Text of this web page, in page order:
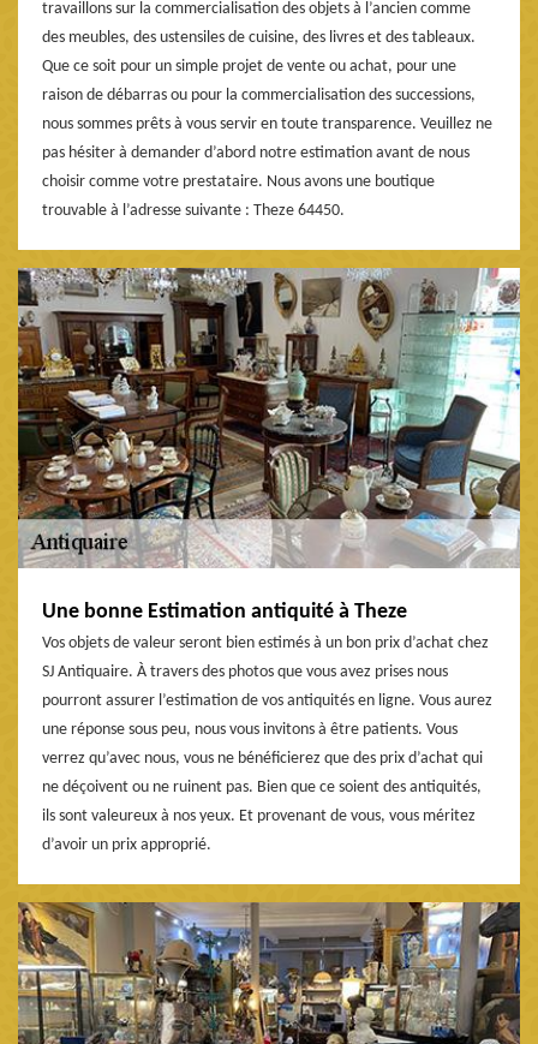
travaillons sur la commercialisation des objets à l’ancien comme
des meubles, des ustensiles de cuisine, des livres et des tableaux.
Que ce soit pour un simple projet de vente ou achat, pour une
raison de débarras ou pour la commercialisation des successions,
nous sommes prêts à vous servir en toute transparence. Veuillez ne
pas hésiter à demander d’abord notre estimation avant de nous
choisir comme votre prestataire. Nous avons une boutique
trouvable à l’adresse suivante : Theze 64450.
Une bonne Estimation antiquité à Theze
Vos objets de valeur seront bien estimés à un bon prix d’achat chez
SJ Antiquaire. À travers des photos que vous avez prises nous
pourront assurer l’estimation de vos antiquités en ligne. Vous aurez
une réponse sous peu, nous vous invitons à être patients. Vous
verrez qu’avec nous, vous ne bénéficierez que des prix d’achat qui
ne déçoivent ou ne ruinent pas. Bien que ce soient des antiquités,
ils sont valeureux à nos yeux. Et provenant de vous, vous méritez
d’avoir un prix approprié.